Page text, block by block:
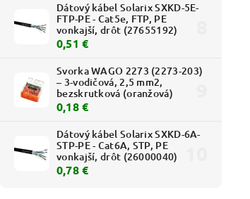
Dátový kábel Solarix SXKD-5E-
FTP-PE - Cat5e, FTP, PE
vonkajší, drôt (27655192)
0,51 €
Svorka WAGO 2273 (2273-203)
– 3-vodičová, 2,5 mm2,
bezskrutková (oranžová)
0,18 €
Dátový kábel Solarix SXKD-6A-
STP-PE - Cat6A, STP, PE
vonkajší, drôt (26000040)
0,78 €